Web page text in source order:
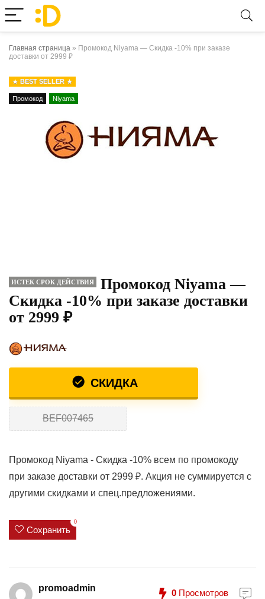
Главная страница » Промокод Niyama — Скидка -10% при заказе
доставки от 2999 ₽
BEST SELLER
Промокод Niyama
ИСТЕК СРОК ДЕЙСТВИЯ
Промокод Niyama —
Скидка -10% при заказе доставки
от 2999 ₽
СКИДКА
BEF007465
Промокод Niyama - Скидка -10% всем по промокоду
при заказе доставки от 2999 ₽. Акция не суммируется с
другими скидками и спец.предложениями.
Сохранить
0
promoadmin 0 Просмотров